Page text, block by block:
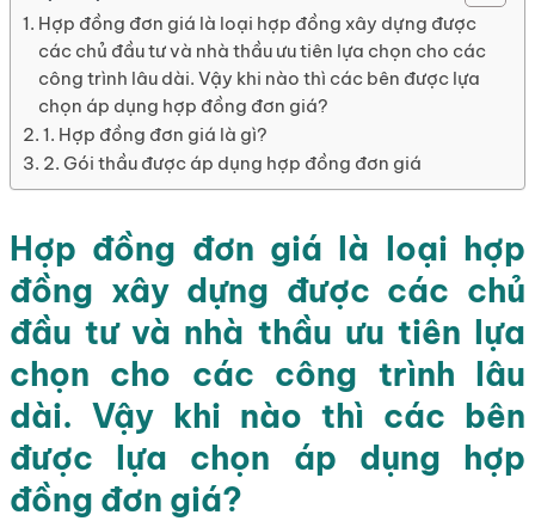
Hợp đồng đơn giá là loại hợp đồng xây dựng được
các chủ đầu tư và nhà thầu ưu tiên lựa chọn cho các
công trình lâu dài. Vậy khi nào thì các bên được lựa
chọn áp dụng hợp đồng đơn giá?
1. Hợp đồng đơn giá là gì?
2. Gói thầu được áp dụng hợp đồng đơn giá
Hợp đồng đơn giá là loại hợp
đồng xây dựng được các chủ
đầu tư và nhà thầu ưu tiên lựa
chọn cho các công trình lâu
dài. Vậy khi nào thì các bên
được lựa chọn áp dụng hợp
đồng đơn giá?